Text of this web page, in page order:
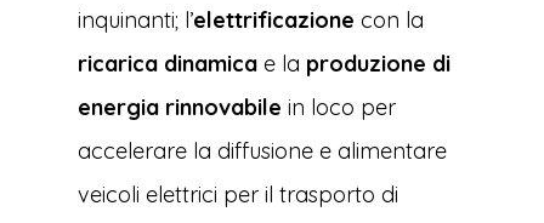
inquinanti; l’elettrificazione con la
ricarica dinamica e la produzione di
energia rinnovabile in loco per
accelerare la diffusione e alimentare
veicoli elettrici per il trasporto di